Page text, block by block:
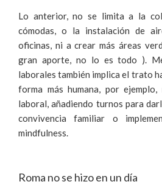
Lo anterior, no se limita a la
cómodas, o la instalación de
oficinas, ni a crear más áreas
gran aporte, no lo es todo ).
laborales también implica el trato
forma más humana, por
laboral, añadiendo turnos para
convivencia familiar o
mindfulness.
Roma no se hizo en un día